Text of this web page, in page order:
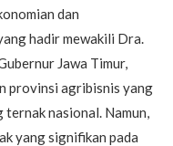
dan
hadir mewakili Dra.
Jawa Timur,
provinsi agribisnis yang
ternak nasional. Namun,
yang signifikan pada